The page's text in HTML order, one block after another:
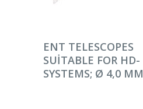
DEVAMINI OKU
ENT TELESCOPES
SUITABLE FOR HD-
SYSTEMS; Ø 4,0 MM